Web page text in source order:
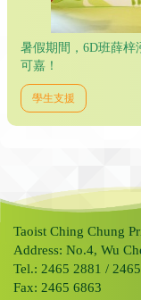
暑假期間，6D班薛梓
可嘉！
學生支援
Taoist Ching Chung
Address: No.4, Wu
Tel.: 2465 2881 /
Fax: 2465 6863